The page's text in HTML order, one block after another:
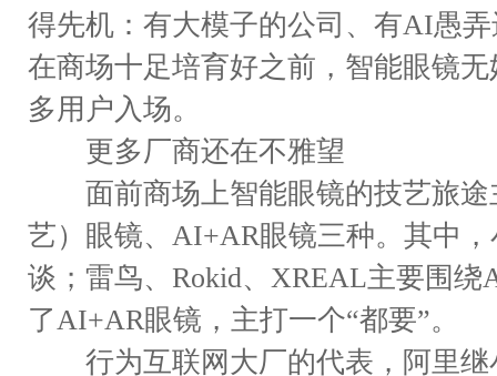
得先机：有大模子的公司、有AI愚
在商场十足培育好之前，智能眼镜
多用户入场。
更多厂商还在不雅望
面前商场上智能眼镜的技艺旅途
艺）眼镜、AI+AR眼镜三种。其中
谈；雷鸟、Rokid、XREAL主要围
了AI+AR眼镜，主打一个“都要”。
行为互联网大厂的代表，阿里继